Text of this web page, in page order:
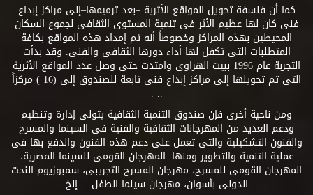
كما أن فلسفة تحويل المواقع الأثرية –بعد ترميمها–إلى مراكز إبداع
فنى كان لها عظيم الأثر فى تنمية المستوى الثقافى لجموع السكان
المحيطين بهذه المراكز وخصوصاً أنه تم إمداد هذه المواقع بكافة
المتطلبات التى تكفل لها أداء دورها الثقافى والفنى. وقد بدأت
التجربة عام 1996 ببيت الهراوى وامتدت حتى وصل عدد المواقع الأثرية
التى تم تحويلها إلى مراكز إبداع فنى تابعة للصندوق إلى (16 ) مركزاً
.. .
ومن ناحية أخرى فإن صندوق التنمية الثقافية يتولى إدارة وتنظيم
ودعم العديد من المهرجانات الثقافية والفنية فى السينما والمسرح
والفنون التشكيلية والتى تعمل على دعم هذه الفنون والدفع بها فى
عملية التنمية والتطوير ومنها: المهرجان القومى للسينما المصرية،
المهرجان القومى للمسرح، مهرجان المسرح التجريبى، سمبوزيوم النحت
الدولى بأسوان، مهرجان سينما الطفل.....إلخ